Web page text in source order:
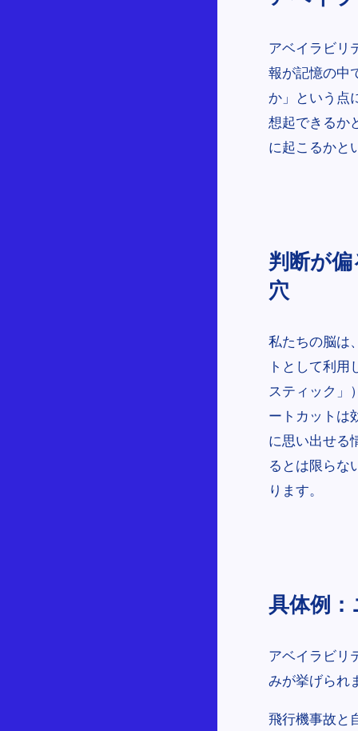
アベイラビリ
報が記憶の中
か」という点
想起できるか
に起こるかと
判断が
穴
私たちの脳は
トとして利
スティック」
ートカットは
に思い出せる
るとは限らな
ります。
具体例
アベイラビリ
みが挙げられ
飛行機事故と